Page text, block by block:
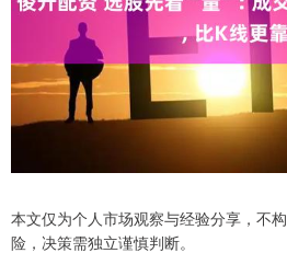
本文仅为个人市场观察与经验分享，不
险，决策需独立谨慎判断。